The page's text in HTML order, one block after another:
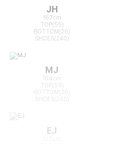
JH
167cm
TOP(55)
BOTTOM(26)
SHOES(240)
MJ
164cm
TOP(55)
BOTTOM(26)
EJ